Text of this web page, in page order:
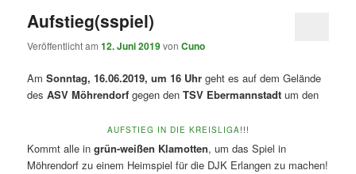
Aufstieg(sspiel)
Veröffentlicht am12. Juni 2019vonCuno
AmSonntag, 16.06.2019, um 16 Uhr geht es auf dem Gelände
desASV Möhrendorfgegen denTSV Ebermannstadt um den
AUFSTIEG IN DIE KREISLIGA !!!
Kommt alle ingrün-weißen Klamotten, um das Spiel in
Möhrendorf zu einem Heimspiel für die DJK Erlangen zu machen!